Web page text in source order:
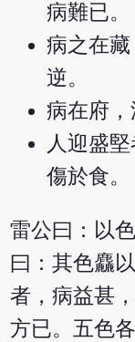
病難已。
病之在
逆。
病在府，
人迎盛
傷於食。
雷公曰：以
曰：其色麤
者，病益甚
方已。五色